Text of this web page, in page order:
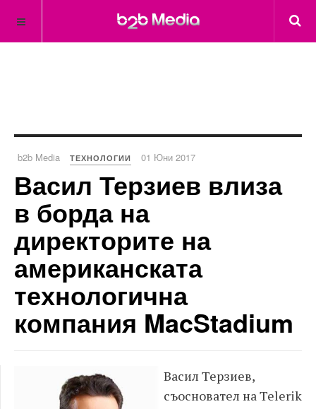
b2b Media ТЕХНОЛОГИИ 01 Юни 2017
Васил Терзиев влиза
в борда на
директорите на
американската
технологична
компания MacStadium
Васил Терзиев,
съосновател на Telerik